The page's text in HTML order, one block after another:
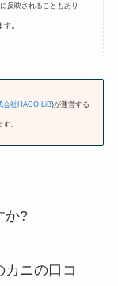
反映されることもあり
す 。
会社HACO LiB)が運営する
。
か?
ニの口コ